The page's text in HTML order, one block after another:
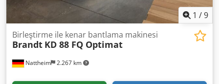
dokümantasyon ve CE sertifikası dahildir. Hemen teslim
edilebilir.
1 /9
Nattheim 2.267 km
Birleştirme ile kenar bantlama makinesi
Brandt KD 88 FQ Optimat